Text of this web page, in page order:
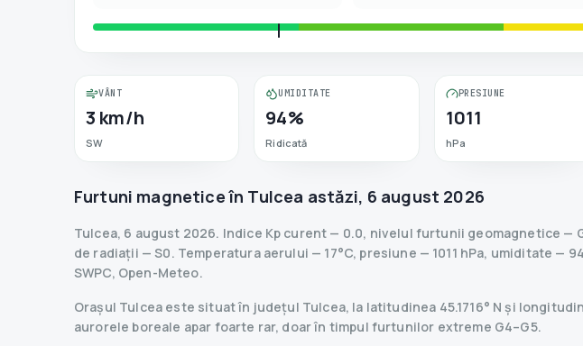
VÂNT
3 km/h
SW
UMIDITATE
94%
Ridicată
PRESIUNE
1011
hPa
Furtuni magnetice în Tulcea astăzi, 6 august 2026
Tulcea, 6 august 2026. Indice Kp curent — 0.0, nivelul furtunii geomagnetice —
de radiații — S0. Temperatura aerului — 17°C, presiune — 1011 hPa, umiditate —
SWPC, Open-Meteo.
Orașul Tulcea este situat în județul Tulcea, la latitudinea 45.1716° N și
aurorele boreale apar foarte rar, doar în timpul furtunilor extreme G4–G5.